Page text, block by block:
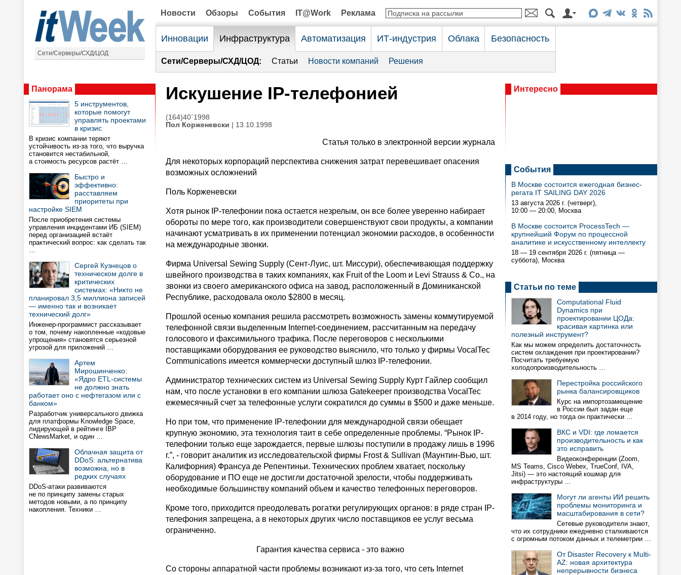
Сети/Серверы/СХД/ЦОД
Новости Обзоры События IT@Work Реклама
Инновации Инфраструктура Автоматизация ИТ-индустрия Облака Безопасность
Сети/Серверы/СХД/ЦОД: Статьи Новости компаний Решения
Панорама
5 инструментов,
которые помогут
управлять проектами
в кризис
В кризис компании теряют
устойчивость из-за того, что выручка
становится нестабильной,
а стоимость ресурсов растёт …
Быстро и
эффективно:
расставляем
приоритеты при
настройке SIEM
После приобретения системы
управления инцидентами ИБ (SIEM)
перед организацией встаёт
практический вопрос: как сделать так
…
Сергей Кузнецов о
техническом долге в
критических
системах: «Никто не
планировал 3,5 миллиона записей
— именно так и возникает
технический долг»
Инженер-программист рассказывает
о том, почему накопленные «кодовые
упрощения» становятся серьезной
угрозой для приложений …
Артем
Мирошинченко:
«Ядро ETL-системы
не должно знать
работает оно с нефтегазом или с
банком»
Разработчик универсального движка
для платформы Knowledge Space,
лидирующей в рейтинге IBP
CNewsMarket, и один …
Облачная защита от
DDoS: альтернатива
возможна, но в
редких случаях
DDoS-атаки развиваются
не по принципу замены старых
методов новыми, а по принципу
накопления. Техники …
Искушение IP-телефонией
(164)40`1998
Пол Корженевски | 13.10.1998
Статья только в электронной версии журнала
Для некоторых корпораций перспектива снижения затрат перевешивает опасения
возможных осложнений
Поль Корженевски
Хотя рынок IP-телефонии пока остается незрелым, он все более уверенно набирает
обороты по мере того, как производители совершенствуют свои продукты, а компании
начинают усматривать в их применении потенциал экономии расходов, в особенности
на международные звонки.
Фирма Universal Sewing Supply (Сент-Луис, шт. Миссури), обеспечивающая поддержку
швейного производства в таких компаниях, как Fruit of the Loom и Levi Strauss & Co., на
звонки из своего американского офиса на завод, расположенный в Доминиканской
Республике, расходовала около $2800 в месяц.
Прошлой осенью компания решила рассмотреть возможность замены коммутируемой
телефонной связи выделенным Internet-соединением, рассчитанным на передачу
голосового и факсимильного трафика. После переговоров с несколькими
поставщиками оборудования ее руководство выяснило, что только у фирмы VocalTec
Communications имеется коммерчески доступный шлюз IP-телефонии.
Администратор технических систем из Universal Sewing Supply Курт Гайлер сообщил
нам, что после установки в его компании шлюза Gatekeeper производства VocalTec
ежемесячный счет за телефонные услуги сократился до суммы в $500 и даже меньше.
Но при том, что применение IP-телефонии для международной связи обещает
крупную экономию, эта технология таит в себе определенные проблемы. “Рынок IP-
телефонии только еще зарождается, первые шлюзы поступили в продажу лишь в 1996
г.”, - говорит аналитик из исследовательской фирмы Frost & Sullivan (Маунтин-Вью, шт.
Калифорния) Франсуа де Репентиньи. Технических проблем хватает, поскольку
оборудование и ПО еще не достигли достаточной зрелости, чтобы поддерживать
необходимые большинству компаний объем и качество телефонных переговоров.
Кроме того, приходится преодолевать рогатки регулирующих органов: в ряде стран IP-
телефония запрещена, а в некоторых других число поставщиков ее услуг весьма
ограниченно.
Гарантия качества сервиса - это важно
Со стороны аппаратной части проблемы возникают из-за того, что сеть Internet
Интересно
События
В Москве состоится ежегодная бизнес-
регата IT SAILING DAY 2026
13 августа 2026 г. (четверг),
10:00 — 20:00, Москва
В Москве состоится ProcessTech —
крупнейший Форум по процессной
аналитике и искусственному интеллекту
18 — 19 сентября 2026 г. (пятница —
суббота), Москва
Статьи по теме
Computational Fluid
Dynamics при
проектировании ЦОДа:
красивая картинка или
полезный инструмент?
Как мы можем определить достаточность
систем охлаждения при проектировании?
Посчитать требуемую
холодопроизводительность …
Перестройка российского
рынка балансировщиков
Курс на импортозамещение
в России был задан еще
в 2014 году, но тогда он практически …
ВКС и VDI: где ломается
производительность и как
это исправить
Видеоконференции (Zoom,
MS Teams, Cisco Webex, TrueConf, IVA,
Jitsi) — это настоящий кошмар для
инфраструктуры …
Могут ли агенты ИИ решить
проблемы мониторинга и
масштабирования в сети?
Сетевые руководители знают,
что их сотрудники ежедневно сталкиваются
с огромным потоком данных и телеметрии …
От Disaster Recovery к Multi-
AZ: новая архитектура
непрерывности бизнеса